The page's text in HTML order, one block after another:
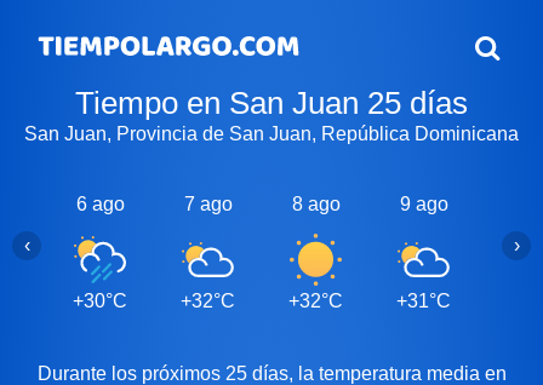
Tiempo en San Juan 25 días
San Juan, Provincia de San Juan, República Dominicana
6 ago
+30°C
7 ago
+32°C
8 ago
+32°C
9 ago
+31°C
‹ ›
Durante los próximos 25 días, la temperatura media en